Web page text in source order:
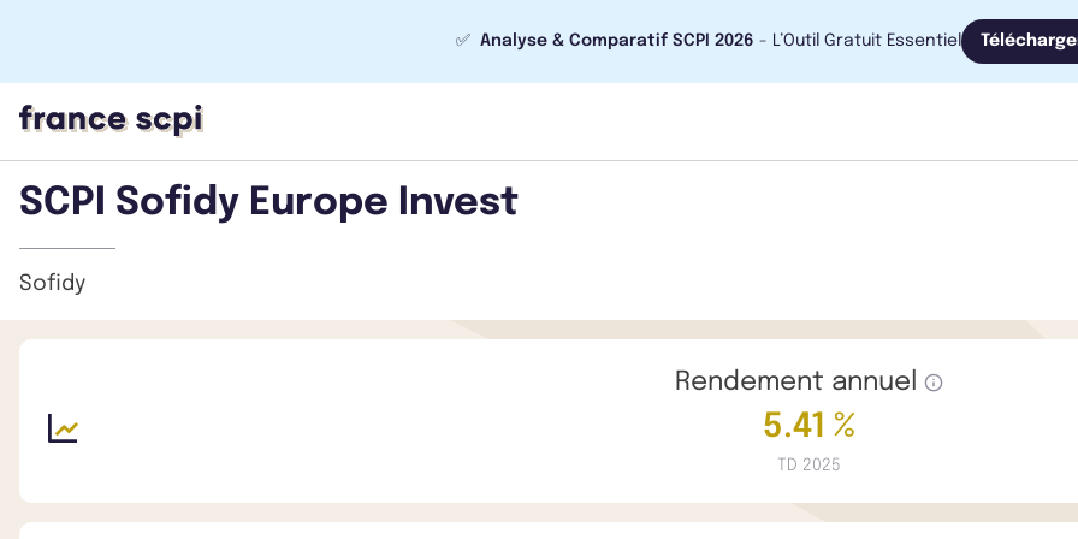
✅ Analyse & Comparatif SCPI 2026 - L’Outil Gratuit Essentiel
SCPI Sofidy Europe Invest
Sofidy
Rendement annuel
5.41 %
TD 2025